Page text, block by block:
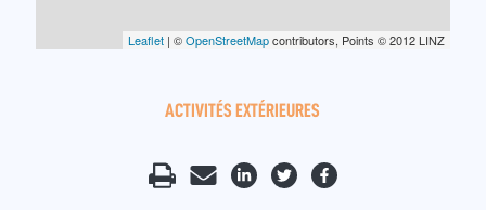
Leaflet | ©OpenStreetMapcontributors, Points © 2012 LINZ
ACTIVITÉS EXTÉRIEURES